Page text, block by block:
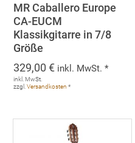
MR Caballero Europe
CA-EUCM
Klassikgitarre in 7/8
Größe
329,00€ inkl. MwSt. *
inkl. MwSt.
zzgl.Versandkosten *